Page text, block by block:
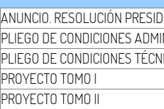
ANUNCIO. RESOLUCIÓN
PLIEGO DE CONDICIONES
PLIEGO DE CONDICIONES
PROYECTO TOMO I
PROYECTO TOMO II